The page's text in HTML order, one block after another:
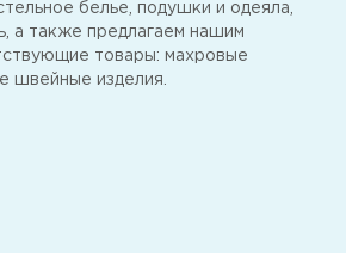
белье, подушки и одеяла,
а также предлагаем нашим
товары: махровые
швейные изделия.